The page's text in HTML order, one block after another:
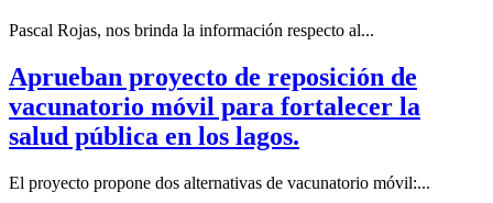
Pascal Rojas, nos brinda la información respecto al...
Aprueban proyecto de reposición de
vacunatorio móvil para fortalecer la
salud pública en los lagos.
El proyecto propone dos alternativas de vacunatorio móvil:...